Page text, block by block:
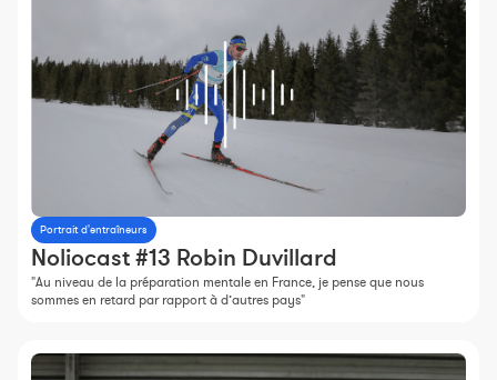
Portrait d'entraîneurs
Noliocast #13 Robin Duvillard
"Au niveau de la préparation mentale en France, je pense que nous
sommes en retard par rapport à d’autres pays"